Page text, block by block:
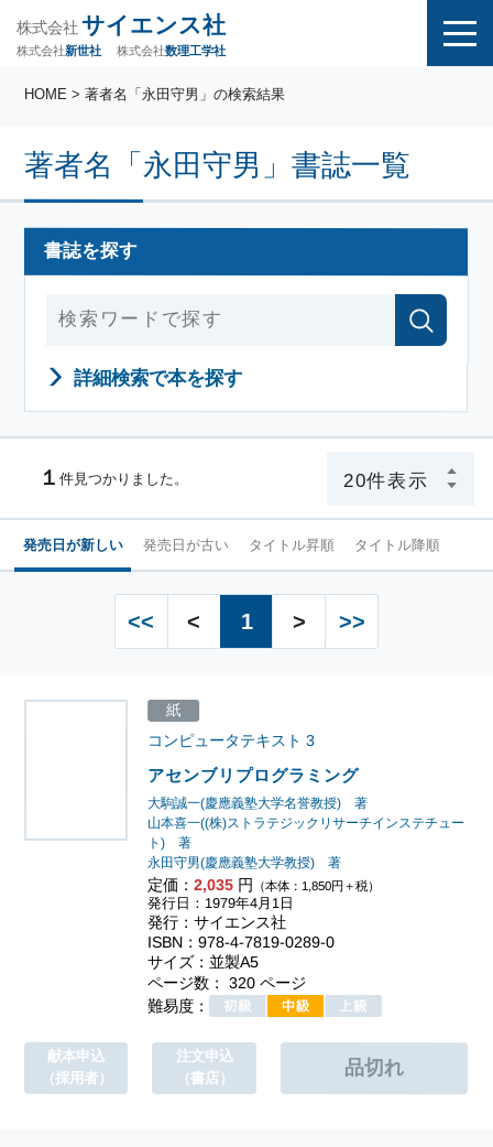
株式会社 サイエンス社
株式会社新世社 株式会社数理工学社
著者名「永田守男」書誌一覧
HOME > 著者名「永田守男」の検索結果
書誌を探す
詳細検索で本を探す
１ 件見つかりました。
発売日が新しい 発売日が古い タイトル昇順 タイトル降順
<< < 1 > >>
アセンブリプログラミング
コンピュータテキスト 3
大駒誠一(慶應義塾大学名誉教授) 著
山本喜一((株)ストラテジックリサーチインステチュー
ト) 著
永田守男(慶應義塾大学教授) 著
定価：2,035 円 （本体：1,850円＋税）
紙
発行日：1979年4月1日
発行：サイエンス社
ISBN：978-4-7819-0289-0
サイズ：並製A5
ページ数： 320 ページ
難易度：
献本申込
（採用者）
注文申込
（書店）